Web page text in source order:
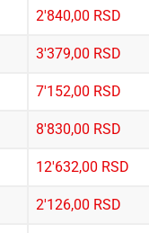
2'840,00 RSD
3'379,00 RSD
7'152,00 RSD
8'830,00 RSD
12'632,00 RSD
2'126,00 RSD